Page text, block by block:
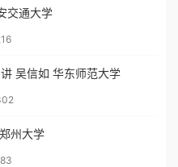
交通大学
吴信如 华东师范大学
州大学